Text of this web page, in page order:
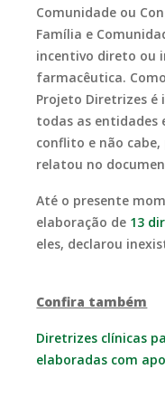
Comunidade ou
Família e
incentivo direto ou
farmacêutica.
Projeto Diretrizes
todas as entidades
conflito e não
relatou no
Até o presente
elaboração de 13
eles, declarou
Confira também
Diretrizes clínicas
elaboradas com